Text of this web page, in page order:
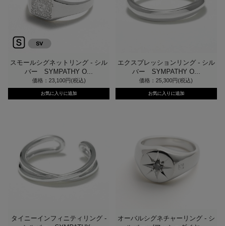
スモールシグネットリング - シル
バー SYMPATHY O...
価格：23,100円(税込)
エクスプレッションリング - シル
バー SYMPATHY O...
価格：25,300円(税込)
タイニーインフィニティリング -
オーバルシグネチャーリング - シ